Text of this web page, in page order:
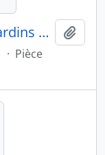
Bulletin d'informations des Jardins de Cocagne n°0 novembre 1978
· Pièce